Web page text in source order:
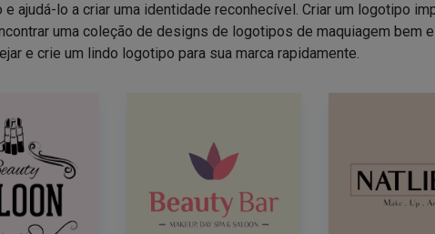
lo a criar uma identidade reconhecível. Criar um logotipo
uma coleção de designs de logotipos de maquiagem bem
e crie um lindo logotipo para sua marca rapidamente.